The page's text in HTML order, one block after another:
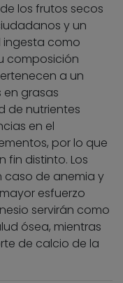
los frutos secos
y un
ingesta como
composición
a un
grasas
de nutrientes
en el
por lo que
fin distinto. Los
caso de anemia y
esfuerzo
servirán como
ósea, mientras
de calcio de la